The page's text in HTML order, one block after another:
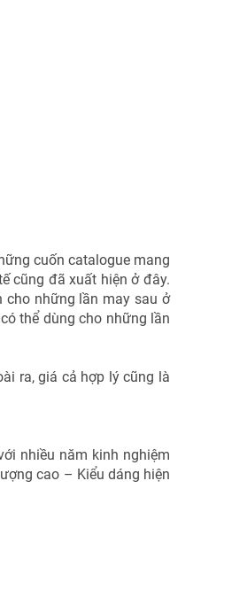
cuốn catalogue mang
cũng đã xuất hiện ở đây.
cho những lần may sau ở
thể dùng cho những lần
ra, giá cả hợp lý cũng là
nhiều năm kinh nghiệm
cao – Kiểu dáng hiện